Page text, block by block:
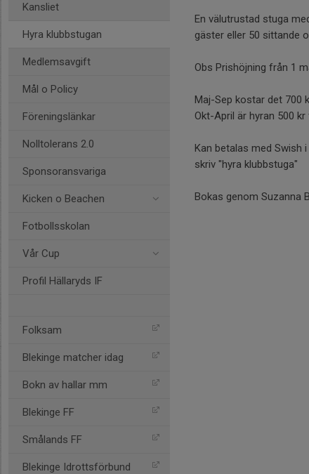
Kansliet
Hyra klubbstugan
Medlemsavgift
Mål o Policy
Föreningslänkar
Nolltolerans 2.0
Sponsoransvariga
Kicken o Beachen
Fotbollsskolan
Vår Cup
Profil Hällaryds IF
Folksam
Blekinge matcher idag
Bokn av hallar mm
Blekinge FF
Smålands FF
Blekinge Idrottsförbund
En välutrustad stuga
gäster eller 50 sittande
Obs Prishöjning från 1
Maj-Sep kostar det 700
Okt-April är hyran 500
Kan betalas med Swish
skriv "hyra klubbstuga"
Bokas genom Suzanna